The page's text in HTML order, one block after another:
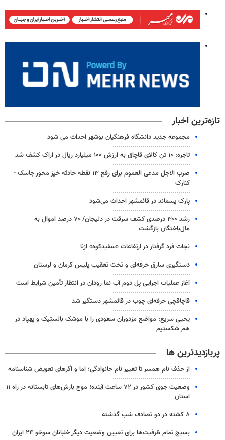
تازه‌ترین اخبار
مجموعه جدید دانشگاه فرهنگیان بوشهر احداث می شود
تاجره: ۱۰ تن کالای قاچاق به ارزش ۱۰۰ میلیارد ریال در اراک کشف شد
ضرب الاجل مدعی العموم برای رفع ۱۳ نقطه حادثه خیز محور جاسک -
کنارک
پارک پسماند در قائمشهر احداث می‌شود
رشد ۳۰۰ درصدی کشف سرقت در دلیجان/ ۷۰ درصد اموال به
مال‌باختگان بازگشت
نجات فرد گرفتار در ارتفاعات «سفیدکوه» ازنا
دستگیری سارق حرفه‌ای و تحت تعقیب پلیس کرمان و لرستان
آغاز عملیات اجرایی پل دوم آب نما رودان در انتظار تأمین شرایط است
قاچاقچی حرفه‌ای چوب در قائمشهر دستگیر شد
یحیی سریع: مواضع مزدوران سعودی را با موشک بالستیک و پهپاد در
هم شکستیم
پربازدیدترین ها
از حذف نام همسر تا تغییر نام خانوادگی؛ اما و اگرهای تعویض شناسنامه
وضعیت جوی کشور در ۷۲ ساعت آینده؛ موج بارش‌های تابستانه در راه ۱۱
استان
۸ کشته در دو تصادف شب گذشته
بسیج تمام ظرفیت‌ها برای تعیین وضعیت دیگر خلبانان سوخو ۲۴ ایران